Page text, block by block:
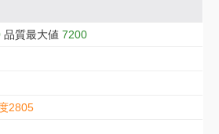
品質最大値 7200
2805